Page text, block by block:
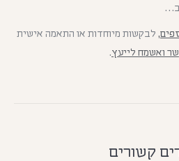
, לבקשות מיוחדות או התאמה אישית
ואשמח לייעץ.
קשורים